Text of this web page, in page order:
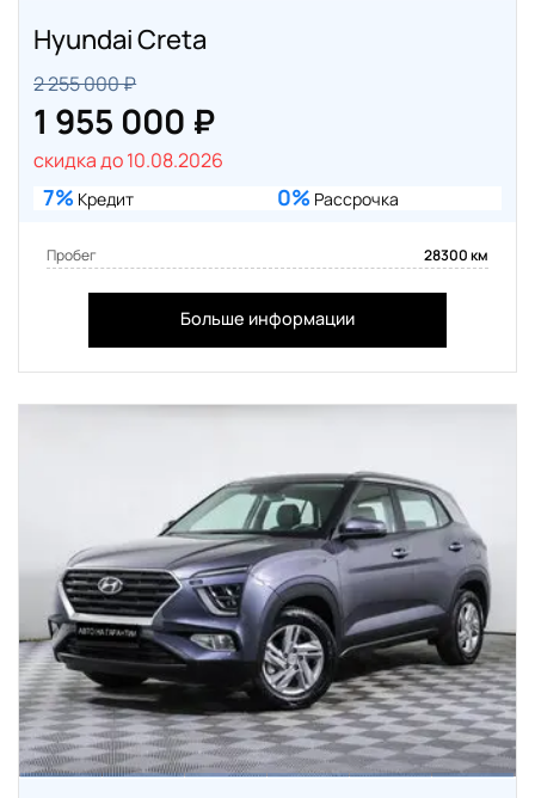
Hyundai Creta
2 255 000 ₽
1 955 000 ₽
скидка до 10.08.2026
7% Кредит 0% Рассрочка
Пробег 28300 км
Больше информации